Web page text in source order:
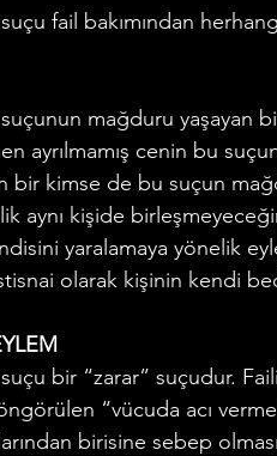
fail bakımından
suçunun mağduru yaşayan
ayrılmamış cenin bu
bir kimse de bu suçun
aynı kişide
yaralamaya yönelik
olarak kişinin kendi
bir “zarar” suçudur.
“vücuda acı
birisine sebep